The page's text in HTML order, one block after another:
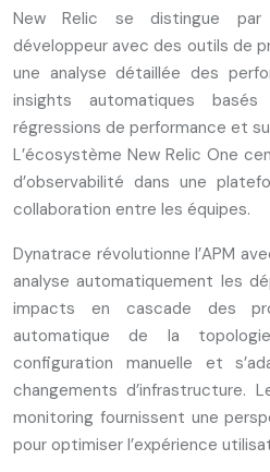
New Relic se distingue par
développeur avec des outils de
une analyse détaillée des
insights automatiques
régressions de performance et
L’écosystème New Relic One
d’observabilité dans une
collaboration entre les équipes.
Dynatrace révolutionne l’APM
analyse automatiquement les
impacts en cascade des
automatique de la
configuration manuelle et
changements d’infrastructure.
monitoring fournissent une
pour optimiser l’expérience